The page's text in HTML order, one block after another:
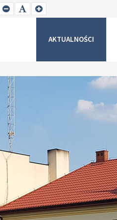
SET
SMALLER
SET
DEFAULT
SET
LARGER
AKTUALNOŚCI